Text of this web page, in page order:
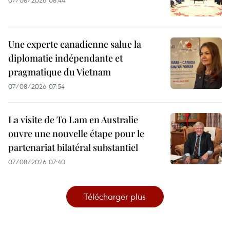
Une experte canadienne salue la
diplomatie indépendante et
pragmatique du Vietnam
07/08/2026 07:54
La visite de To Lam en Australie
ouvre une nouvelle étape pour le
partenariat bilatéral substantiel
07/08/2026 07:40
Télécharger plus